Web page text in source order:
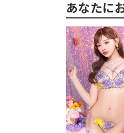
あなたに